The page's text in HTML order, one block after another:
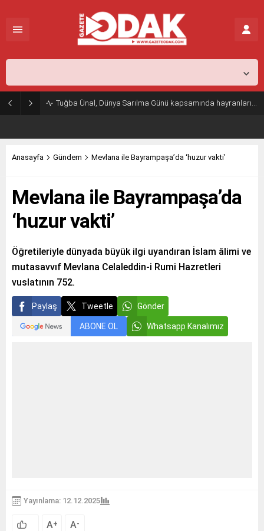
Tuğba Ünal, Dünya Sarılma Günü kapsamında hayranlarıyla buluştu
Anasayfa Gündem Mevlana ile Bayrampaşa’da ‘huzur vakti’
Mevlana ile Bayrampaşa’da
‘huzur vakti’
Öğretileriyle dünyada büyük ilgi uyandıran İslam âlimi ve
mutasavvıf Mevlana Celaleddin-i Rumi Hazretleri
vuslatının 752.
Paylaş Tweetle Gönder
ABONE OL Whatsapp Kanalımız
Yayınlama: 12.12.2025
A+ A-